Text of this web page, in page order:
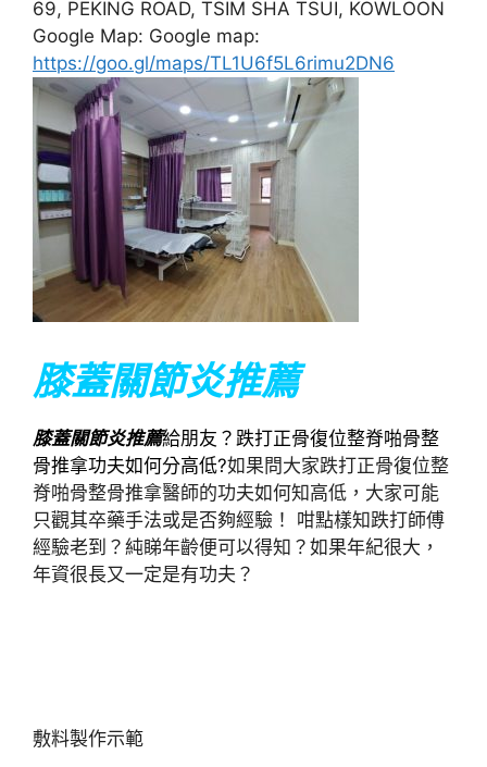
69, PEKING ROAD, TSIM SHA TSUI, KOWLOON
Google Map: Google map:
https://goo.gl/maps/TL1U6f5L6rimu2DN6
膝蓋關節炎推薦
膝蓋關節炎推薦給朋友？跌打正骨復位整脊啪骨整
骨推拿功夫如何分高低?如果問大家跌打正骨復位整
脊啪骨整骨推拿醫師的功夫如何知高低，大家可能
只觀其卒藥手法或是否夠經驗！ 咁點樣知跌打師傅
經驗老到？純睇年齡便可以得知？如果年紀很大，
年資很長又一定是有功夫？
敷料製作示範